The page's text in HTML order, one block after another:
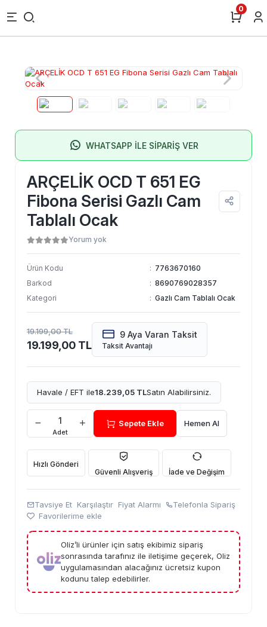
0
WHATSAPP İLE SİPARİŞ VER
ARÇELİK OCD T 651 EG
Fibona Serisi Gazlı Cam
Tablalı Ocak
Yorum yok
Ürün Kodu : 7763670160
Barkod
: 8690769028357
Kategori
: Gazlı Cam Tablalı Ocak
19.199,00 TL
19.199,00 TL
9 Aya Varan Taksit
Taksit Avantajı
Havale / EFT ile18.239,05 TLSatın Alabilirsiniz.
Adet
Sepete Ekle Hemen Al
Hızlı Gönderi
Güvenli Alışveriş
İade ve Değişim
Tavsiye Et Karşılaştır Fiyat Alarmı
Telefonla Sipariş
Favorilerime ekle
Oliz’li ürünler için satış ekibimiz sipariş
sonrasında tarafınız ile iletişime geçerek, Oliz
uygulamasından alacağınız ücretsiz kupon
kodunu talep edebilirler.